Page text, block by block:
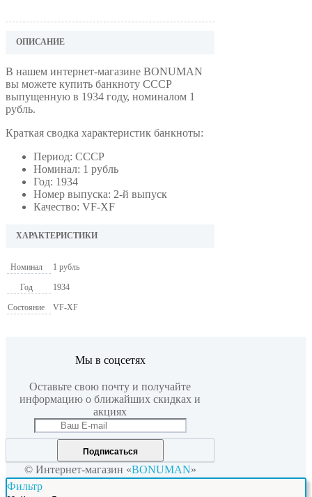
ОПИСАНИЕ
В нашем интернет-магазине BONUMAN
вы можете купить банкноту СССР
выпущенную в 1934 году, номиналом 1
рубль.
Краткая сводка характеристик банкноты:
Период: СССР
Номинал: 1 рубль
Год: 1934
Номер выпуска: 2-й выпуск
Качество: VF-XF
ХАРАКТЕРИСТИКИ
Номинал 1 рубль
Год 1934
Состояние VF-XF
Мы в соцсетях
Оставьте свою почту и получайте
информацию о ближайших скидках и
акциях
Подписаться
© Интернет-магазин «BONUMAN»
Фильтр